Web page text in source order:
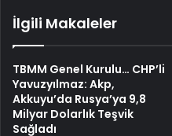
İlgili Makaleler
TBMM Genel Kurulu… CHP’li
Yavuzyılmaz: Akp,
Akkuyu’da Rusya’ya 9,8
Milyar Dolarlık Teşvik
Sağladı